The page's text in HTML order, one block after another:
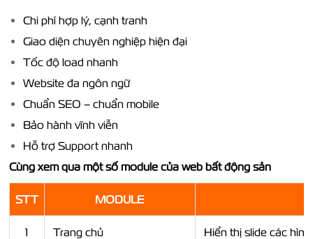
Chi phí hợp lý, cạnh tranh
Giao diện chuyên nghiệp hiện đại
Tốc độ load nhanh
Website đa ngôn ngữ
Chuẩn SEO – chuẩn mobile
Bảo hành vĩnh viễn
Hỗ trợ Support nhanh
Cùng xem qua một số module của web bất động sản
STT MODULE
1 Trang chủ Hiển thị slide các